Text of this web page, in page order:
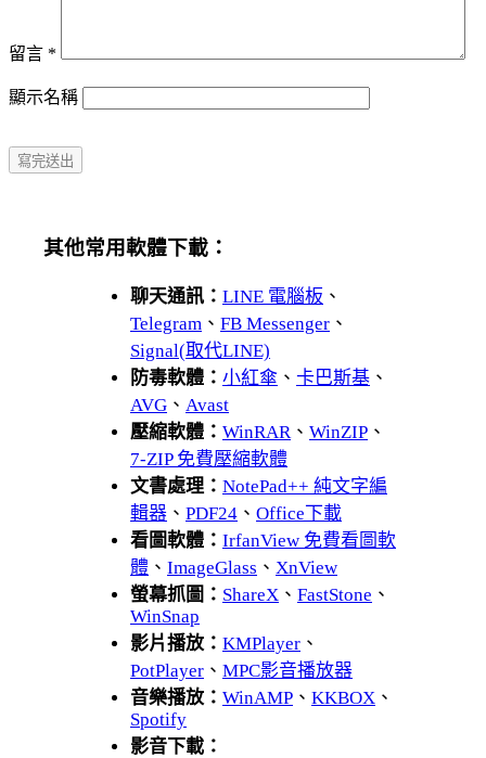
留言 *
顯示名稱
其他常用軟體下載：
聊天通訊： LINE 電腦板 、
Telegram 、 FB Messenger 、
Signal(取代LINE)
防毒軟體： 小紅傘 、 卡巴斯基 、
AVG 、 Avast
壓縮軟體： WinRAR、 WinZIP 、
7-ZIP 免費壓縮軟體
文書處理： NotePad++ 純文字編
輯器 、 PDF24 、 Office下載
看圖軟體： IrfanView 免費看圖軟
體 、 ImageGlass 、 XnView
螢幕抓圖： ShareX 、 FastStone 、
WinSnap
影片播放： KMPlayer 、
PotPlayer 、 MPC影音播放器
音樂播放： WinAMP 、 KKBOX 、
Spotify
影音下載：